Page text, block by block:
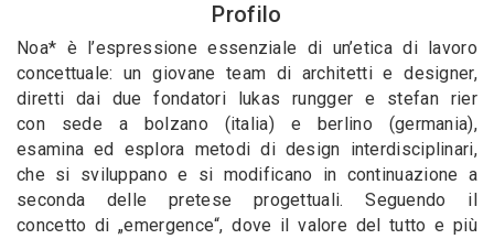
Profilo
Noa* è l’espressione essenziale di un’etica di lavoro
concettuale: un giovane team di architetti e designer,
diretti dai due fondatori lukas rungger e stefan rier
con sede a bolzano (italia) e berlino (germania),
esamina ed esplora metodi di design interdisciplinari,
che si sviluppano e si modificano in continuazione a
seconda delle pretese progettuali. Seguendo il
concetto di „emergence“, dove il valore del tutto e più